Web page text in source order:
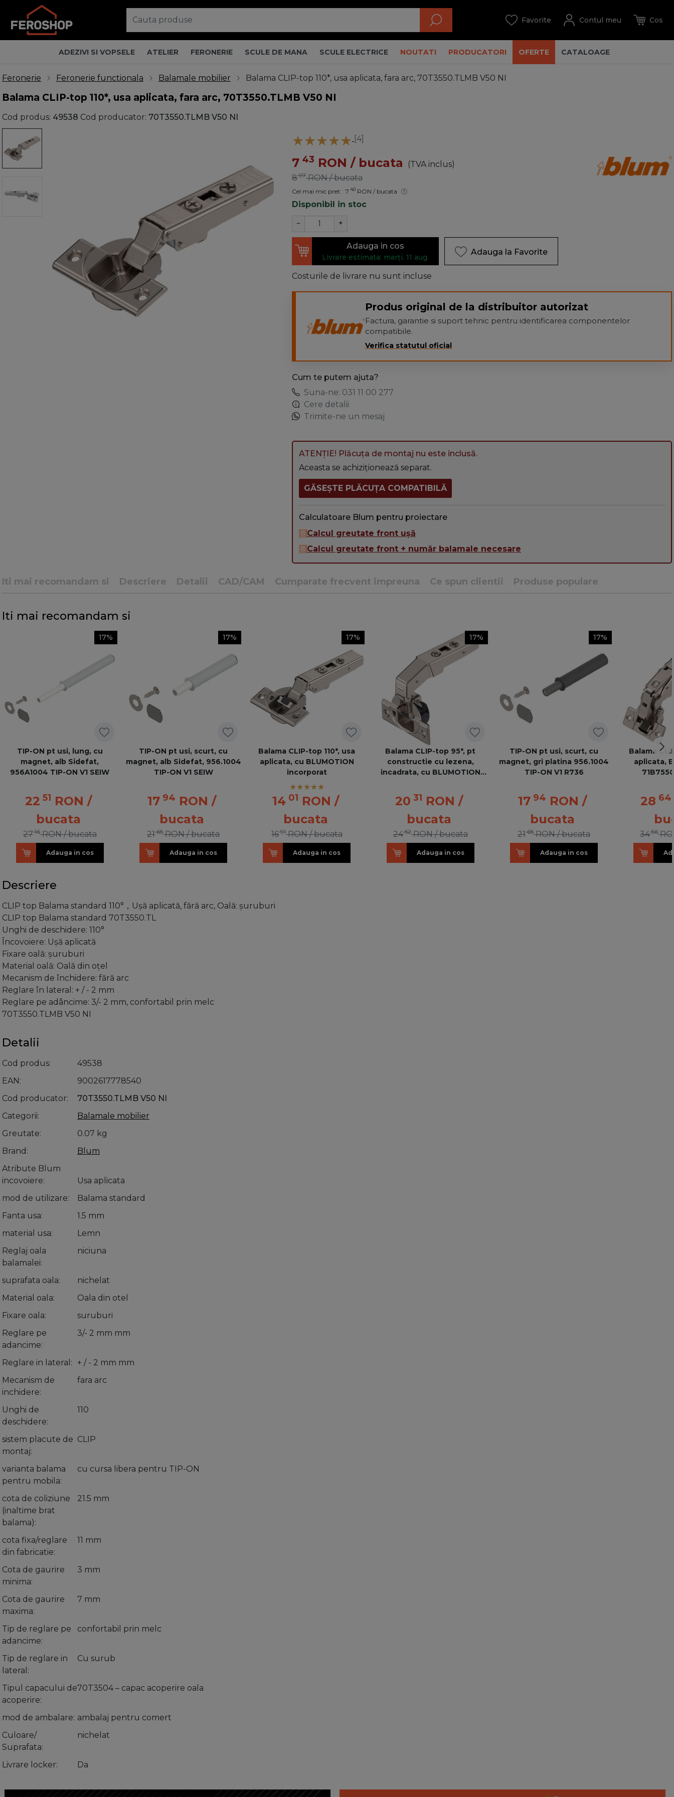
ADEZIVI SI VOPSELE ATELIER FERONERIE SCULE DE MANA SCULE ELECTRICE NOUTATI PRODUCATORI OFERTE CATALOAGE
Feronerie Feronerie functionala Balamale mobilier Balama CLIP-top 110*, usa aplicata, fara arc, 70T3550.TLMB V50 NI
Balama CLIP-top 110*, usa aplicata, fara arc, 70T3550.TLMB V50 NI
Cod produs: 49538 Cod producator: 70T3550.TLMB V50 NI
[4]
7 43 RON / bucata
(TVA inclus)
897 RON / bucata
Cel mai mic pret: 7 40 RON / bucata
Disponibil in stoc
− +
Adauga in cos
Livrare estimata: marți, 11 aug.
Adauga la Favorite
Costurile de livrare nu sunt incluse
Produs original de la distribuitor autorizat
Factura, garantie si suport tehnic pentru identificarea componentelor
compatibile.
Verifica statutul oficial
Cum te putem ajuta?
Suna-ne: 031 11 00 277
Cere detalii
Trimite-ne un mesaj
ATENȚIE! Plăcuța de montaj nu este inclusă.
Aceasta se achiziționează separat.
GĂSEȘTE PLĂCUȚA COMPATIBILĂ
Calculatoare Blum pentru proiectare
Calcul greutate front ușă
Calcul greutate front + număr balamale necesare
Iti mai recomandam si Descriere Detalii CAD/CAM Cumparate frecvent impreuna Ce spun clientii Produse populare
Iti mai recomandam si
17%
TIP-ON pt usi, lung, cu
magnet, alb Sidefat,
956A1004 TIP-ON V1 SEIW
22 51 RON /
bucata
2716 RON / bucata
Adauga in cos
17%
TIP-ON pt usi, scurt, cu
magnet, alb Sidefat, 956.1004
TIP-ON V1 SEIW
17 94 RON /
bucata
2165 RON / bucata
Adauga in cos
17%
Balama CLIP-top 110*, usa
aplicata, cu BLUMOTION
incorporat
14 01 RON /
bucata
1691 RON / bucata
Adauga in cos
17%
Balama CLIP-top 95*, pt
constructie cu lezena,
incadrata, cu BLUMOTION
20 31 RON /
bucata
2452 RON / bucata
Adauga in cos
17%
TIP-ON pt usi, scurt, cu
magnet, gri platina 956.1004
TIP-ON V1 R736
17 94 RON /
bucata
2165 RON / bucata
Adauga in cos
Balama
aplicata,
28 64
3456
Descriere
CLIP top Balama standard 110°，Uşă aplicată, fără arc, Oală: şuruburi
CLIP top Balama standard 70T3550.TL
Unghi de deschidere: 110°
Încovoiere: Uşă aplicată
Fixare oală: şuruburi
Material oală: Oală din oţel
Mecanism de închidere: fără arc
Reglare în lateral: + / - 2 mm
Reglare pe adâncime: 3/- 2 mm, confortabil prin melc
70T3550.TLMB V50 NI
Detalii
Cod produs
49538
EAN
9002617778540
Cod producator
70T3550.TLMB V50 NI
Categorii
Balamale mobilier
Greutate
0.07 kg
Brand
Blum
Atribute Blum
incovoiere
Usa aplicata
mod de utilizare
Balama standard
Fanta usa
1.5 mm
material usa
Lemn
Reglaj oala
balamalei
niciuna
suprafata oala
nichelat
Material oala
Oala din otel
Fixare oala
suruburi
Reglare pe
adancime
3/- 2 mm mm
Reglare in lateral
+ / - 2 mm mm
Mecanism de
inchidere
fara arc
Unghi de
deschidere
110
sistem placute de
montaj
CLIP
varianta balama
pentru mobila
cu cursa libera pentru TIP-ON
cota de coliziune
(inaltime brat
balama)
21.5 mm
cota fixa/reglare
din fabricatie
11 mm
Cota de gaurire
minima
3 mm
Cota de gaurire
maxima
7 mm
Tip de reglare pe
adancime
confortabil prin melc
Tip de reglare in
lateral
Cu surub
Tipul capacului de
acoperire
70T3504 – capac acoperire oala
mod de ambalare ambalaj pentru comert
Culoare/
Suprafata
nichelat
Livrare locker Da